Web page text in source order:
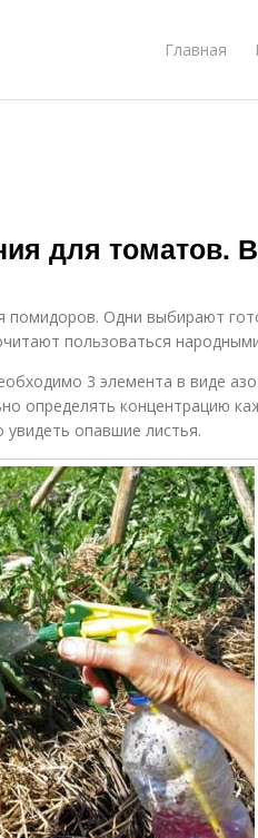
Главная
для томатов.
помидоров. Одни выбирают
пользоваться
3 элемента в виде
определять концентрацию
опавшие листья.